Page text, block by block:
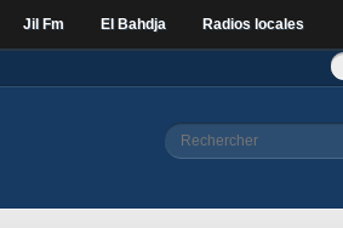
Jil Fm El Bahdja Radios locales
Formulaire de
Rechercher